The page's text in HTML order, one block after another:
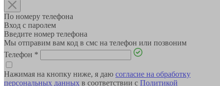
По номеру телефона
Вход с паролем
Введите номер телефона
Мы отправим вам код в смс на телефон или позвоним
Телефон *
Нажимая на кнопку ниже, я даю согласие на обработку
персональных данных в соответствии с Политикой